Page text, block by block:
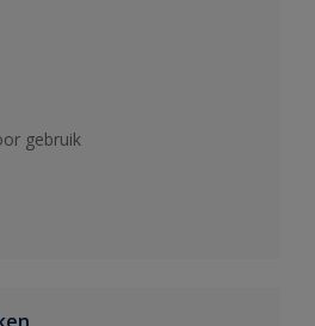
gebruik